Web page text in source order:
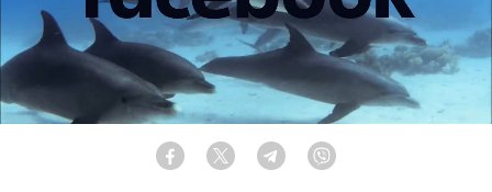
Facebook Twitter Telegram